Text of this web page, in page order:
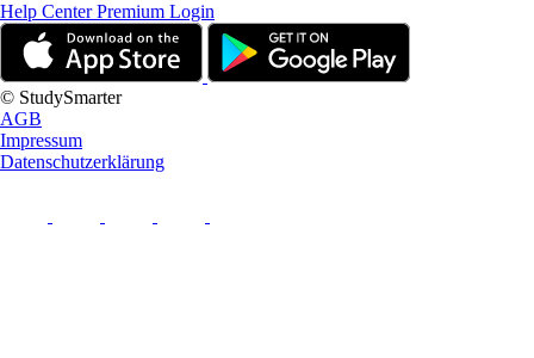
Help CenterPremium Login
© StudySmarter
AGB
Impressum
Datenschutzerklärung